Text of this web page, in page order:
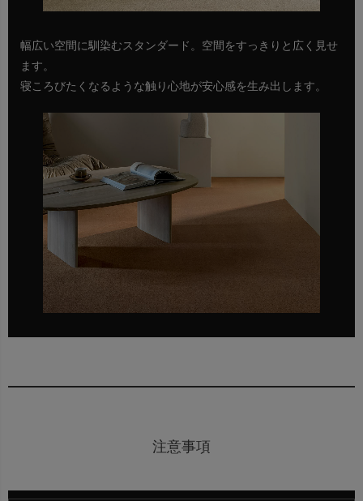
幅広い空間に馴染むスタンダード。空間をすっきりと広く見せ
ます。
寝ころびたくなるような触り心地が安心感を生み出します。
注意事項